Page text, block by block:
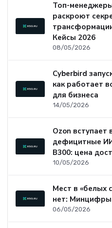
Топ-
раскроют
Кейсы 2026
08/05/2026
Cyberbird
как работает
для бизнеса
14/05/2026
Ozon вступает
дефицитные
B300: цена
10/05/2026
Мест в «белых
нет: Минцифры
06/05/2026